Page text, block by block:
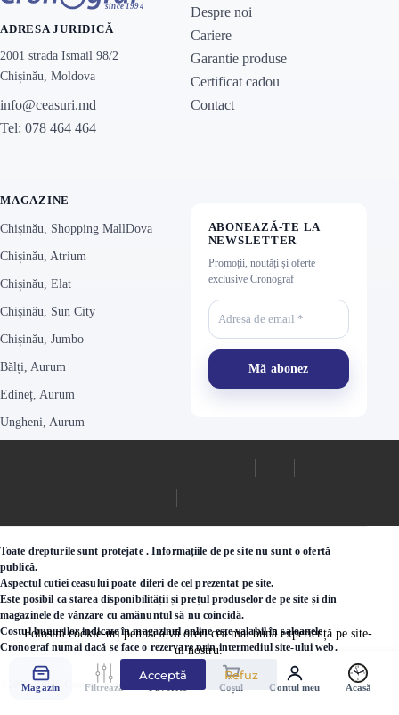
Folosim cookie-uri pentru a vă oferi cea mai bună experiență pe site-
ul nostru.
Acceptă Refuz
ADRESA JURIDICĂ
2001 strada Ismail 98/2
Chișinău, Moldova
info@ceasuri.md
Tel: 078 464 464
Despre noi
Cariere
Garantie produse
Certificat cadou
Contact
MAGAZINE
Chișinău, Shopping MallDova
Chișinău, Atrium
Chișinău, Elat
Chișinău, Sun City
Chișinău, Jumbo
Bălți, Aurum
Edineț, Aurum
Ungheni, Aurum
ABONEAZĂ-TE LA
NEWSLETTER
Promoții, noutăți și oferte
exclusive Cronograf
Toate drepturile sunt protejate . Informațiile de pe site nu sunt o ofertă
publică.
Aspectul cutiei ceasului poate diferi de cel prezentat pe site.
Este posibil ca starea disponibilității și prețul produselor de pe site și din
magazinele de vânzare cu amănuntul să nu coincidă.
Costul bunurilor indicate în magazinul online este valabil în saloanele
Cronograf numai dacă se face o rezervare prin intermediul site-ului web.
©2000 - 2026 Ceasuri.md
Magazin Filtrează Coșul Contul meu Acasă